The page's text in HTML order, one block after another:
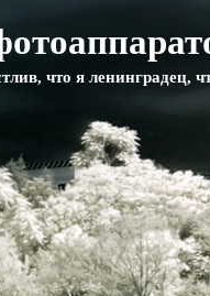
что я ленинградец,